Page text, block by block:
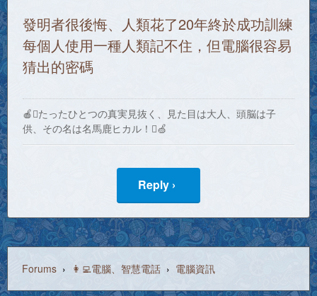
發明者很後悔、人類花了20年終於成功訓練
每個人使用一種人類記不住，但電腦很容易
猜出的密碼
🍎たったひとつの真実見抜く、見た目は大人、頭脳は子
供、その名は名馬鹿ヒカル！🍏
Reply ›
Forums › 👩‍💻電腦、智慧電話 › 電腦資訊